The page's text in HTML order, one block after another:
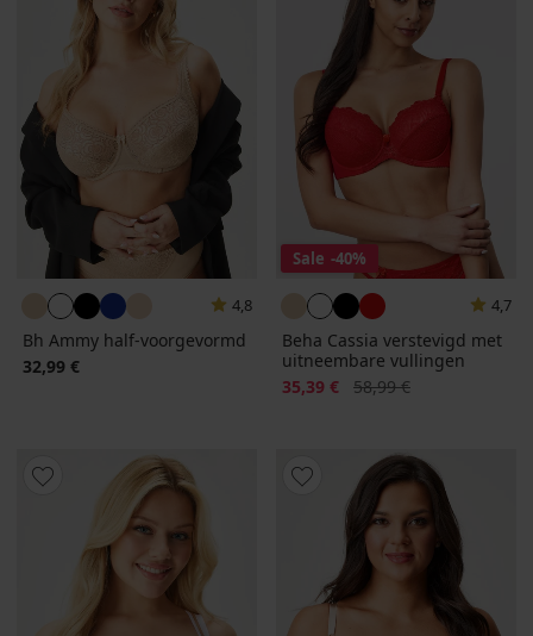
4,8
Bh Ammy half-voorgevormd
32,99 €
Sale -40%
4,7
Beha Cassia verstevigd met
uitneembare vullingen
Korting
35,39 € Oorspronkelijke prijs
58,99 €